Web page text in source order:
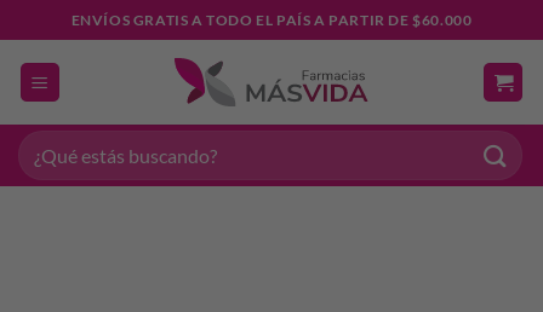
al
contenido
ENVÍOS GRATIS A TODO EL PAÍS A PARTIR DE $60.000
Buscar
por: